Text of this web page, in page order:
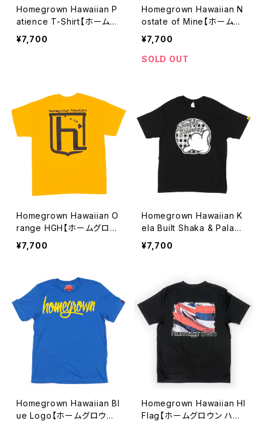
Homegrown Hawaiian P
atience T-Shirt【ホームグ
ロウン ハワイアン】ペイシェ
ンス Tシャツ
¥7,700
Homegrown Hawaiian N
ostate of Mine【ホームグ
ロウン ハワイアン】ノーステ
ート オブ マイン Tシャツ
¥7,700
SOLD OUT
Homegrown Hawaiian O
range HGH【ホームグロウ
ン ハワイアン】オレンジ HG
H Tシャツ
¥7,700
Homegrown Hawaiian K
ela Built Shaka & Palaka
【ホームグロウン ハワイア
ン】ケラ ビルト シャカ & パ
¥7,700
Homegrown Hawaiian Bl
ue Logo【ホームグロウン
Homegrown Hawaiian HI
Flag【ホームグロウン ハワ